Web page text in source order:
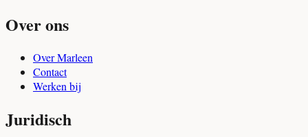
Over ons
Over Marleen
Contact
Werken bij
Juridisch